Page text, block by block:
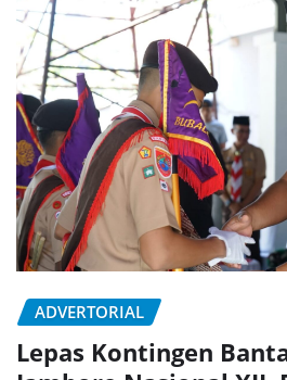
ADVERTORIAL
Lepas Kontingen